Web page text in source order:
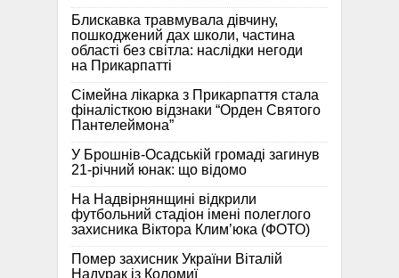
Блискавка травмувала дівчину,
пошкоджений дах школи, частина
області без світла: наслідки негоди
на Прикарпатті
Сімейна лікарка з Прикарпаття стала
фіналісткою відзнаки “Орден Святого
Пантелеймона”
У Брошнів-Осадській громаді загинув
21-річний юнак: що відомо
На Надвірнянщині відкрили
футбольний стадіон імені полеглого
захисника Віктора Клим’юка (ФОТО)
Помер захисник України Віталій
Надурак із Коломиї